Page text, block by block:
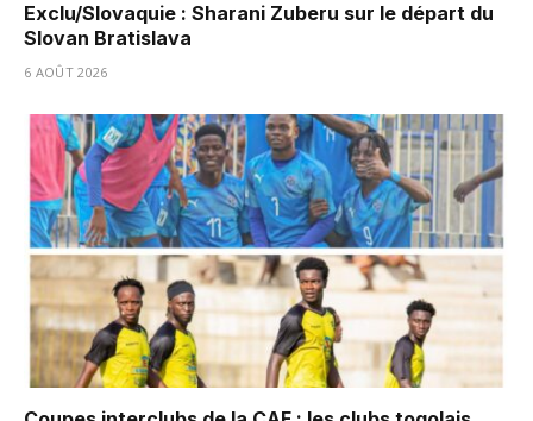
Exclu/Slovaquie : Sharani Zuberu sur le départ du
Slovan Bratislava
6 AOÛT 2026